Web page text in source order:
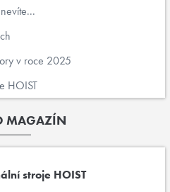
v roce 2025
HOIST
MAGAZÍN
stroje HOIST